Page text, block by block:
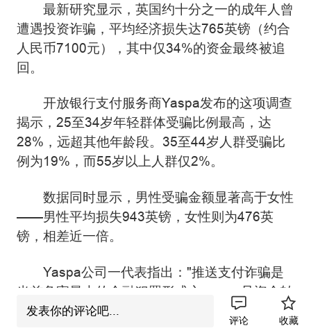
最新研究显示，英国约十分之一的成年人曾
遭遇投资诈骗，平均经济损失达765英镑（约合
人民币7100元），其中仅34%的资金最终被追
回。
开放银行支付服务商Yaspa发布的这项调查
揭示，25至34岁年轻群体受骗比例最高，达
28%，远超其他年龄段。35至44岁人群受骗比
例为19%，而55岁以上人群仅2%。
数据同时显示，男性受骗金额显著高于女性
——男性平均损失943英镑，女性则为476英
镑，相差近一倍。
Yaspa公司一代表指出："推送支付诈骗是
当前危害最大的金融犯罪形式之一。一旦资金转
出，基本难以追回。诈骗分子正是利用人们对银
行转账系统的信任实施犯罪，这凸显出升级安全
发表你的评论吧...
评论 收藏